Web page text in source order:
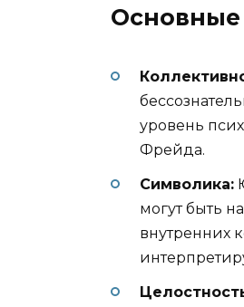
Основные
уровень
Фрейда.
Символика:
могут быть
внутренних